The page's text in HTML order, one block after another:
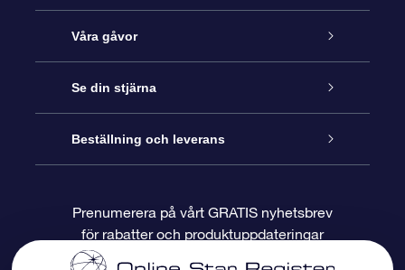
Kundtjänst
Kontakta oss
Blogg
Recensioner
Våra gåvor
Online-Stjärngåva
OSR Gåvopaket
OSR Presentkort
Se din stjärna
Stjärnregiste
Personlig Stjärnsida
Beställning och leverans
Betalningsinformation
Prenumerera på vårt GRATIS nyhetsbrev
för rabatter och produktuppdateringar